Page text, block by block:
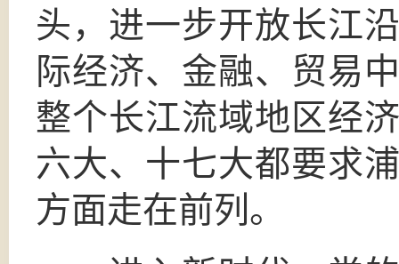
头，进一步开放长江
际经济、金融、贸易
整个长江流域地区经
六大、十七大都要求
方面走在前列。